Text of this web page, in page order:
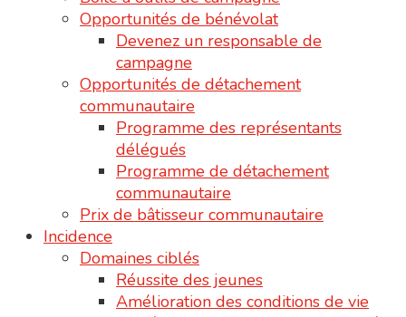
Opportunités de bénévolat
Devenez un responsable de
campagne
Opportunités de détachement
communautaire
Programme des représentants
délégués
Programme de détachement
communautaire
Prix de bâtisseur communautaire
Incidence
Domaines ciblés
Réussite des jeunes
Amélioration des conditions de vie